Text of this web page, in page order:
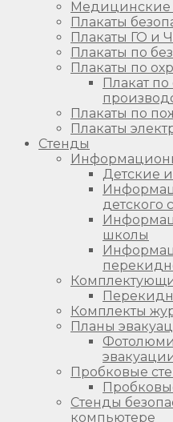
Медицинские
Плакаты
Плакаты ГО и
Плакаты по
Плакаты по
Плакат по
Плакаты по
Плакаты
Стенды
Детские
детского
школы
Комплекты
Планы
Пробковые
Стенды
компьютере